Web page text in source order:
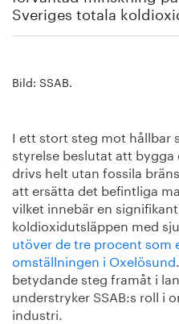
Om oss
Sveriges totala
Bild: SSAB.
I ett stort steg mot hållbar
styrelse beslutat att
drivs helt utan fossila
att ersätta det befintliga
vilket innebär en
koldioxidutsläppen med
utöver de tre procent som
omställningen i Oxelösund
betydande steg framåt i
understryker SSAB:s roll i
industri.